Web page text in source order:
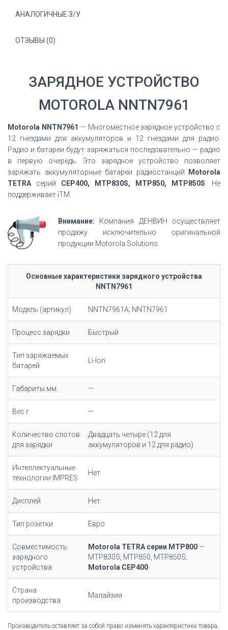
АНАЛОГИЧНЫЕ З/У
ОТЗЫВЫ (0)
ЗАРЯДНОЕ УСТРОЙСТВО
MOTOROLA NNTN7961
Motorola NNTN7961 — Многоместное зарядное устройство с
12 гнездами для аккумуляторов и 12 гнездами для радио.
Радио и батареи будут заряжаться последовательно — радио
в первую очередь. Это зарядное устройство позволяет
заряжать аккумуляторные батареи радиостанций Motorola
TETRA серий CEP400, MTP830S, MTP850, MTP850S . Не
поддерживает iTM.
Внимание: Компания ДЕНВИН осуществляет
продажу исключительно оригинальной
продукции Motorola Solutions.
Основные характеристики зарядного устройства
NNTN7961
Модель (артикул) NNTN7961A; NNTN7961
Процесс зарядки Быстрый
Тип заряжаемых
батарей
Li-Ion
Габариты мм. —
Вес г. —
Количество слотов
для зарядки
Двадцать четыре (12 для
аккумуляторов и 12 для радио)
Интеллектуальные
технологии IMPRES
Нет
Дисплей Нет
Тип розетки Евро
Совместимость
зарядного
устройства
Motorola TETRA серии MTP800 —
MTP830S, MTP850, MTP850S;
Motorola CEP400
Страна
производства
Малайзия
Производитель оставляет за собой право изменять характеристики товара,